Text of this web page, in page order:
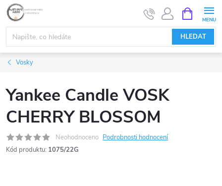
Přejít
obsah
HLEDAT
NÁKUPNÍ
KOŠÍK
Vosky
Yankee Candle VOSK
CHERRY BLOSSOM
Neohodnoceno Podrobnosti hodnocení
Kód produktu: 1075/22G